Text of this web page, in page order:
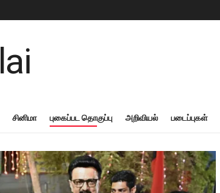
சினிமா புகைப்பட தொகுப்பு அறிவியல் படைப்புகள்